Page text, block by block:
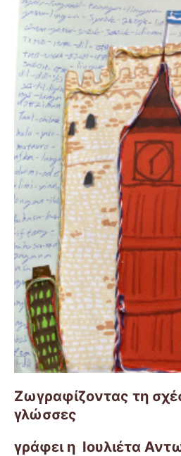
Ζωγραφίζοντας τη
γλώσσες
γράφει η Ιουλιέτα